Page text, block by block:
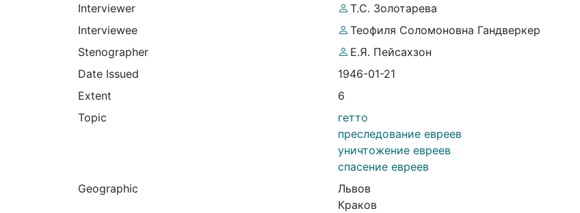
Interviewer
Т.С. Золотарева
Interviewee
Теофиля Соломоновна Гандверкер
Stenographer
Е.Я. Пейсахзон
Date Issued
1946-01-21
Extent
6
Topic
гетто
преследование евреев
уничтожение евреев
спасение евреев
Geographic
Львов
Краков